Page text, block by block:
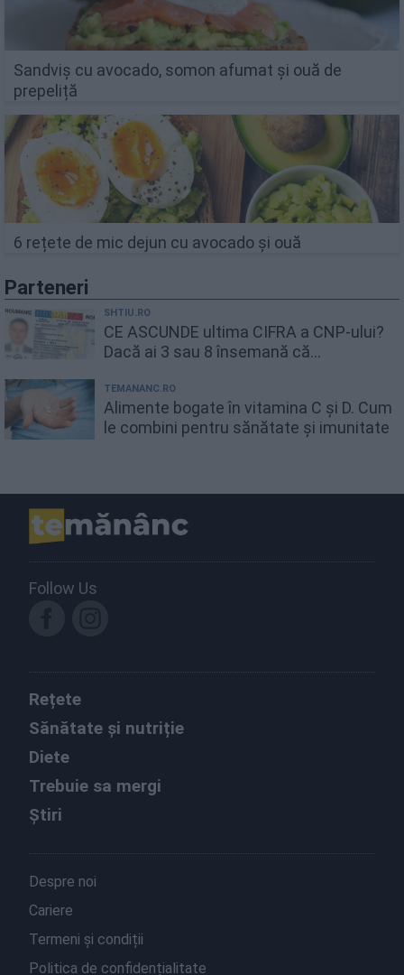
Sandviș cu avocado, somon afumat și ouă de
prepeliță
6 rețete de mic dejun cu avocado și ouă
Parteneri
SHTIU.RO
CE ASCUNDE ultima CIFRA a CNP-ului?
Dacă ai 3 sau 8 însemană că...
TEMANANC.RO
Alimente bogate în vitamina C și D. Cum
le combini pentru sănătate și imunitate
Follow Us
Rețete
Sănătate și nutriție
Diete
Trebuie sa mergi
Știri
Despre noi
Cariere
Termeni și condiții
Politica de confidențialitate